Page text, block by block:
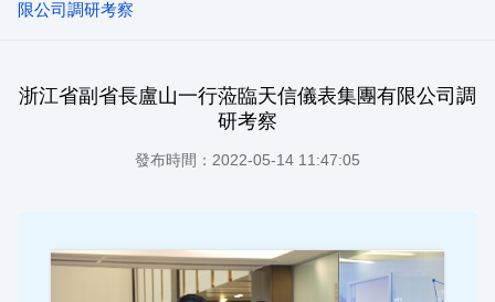
限公司調研考察
浙江省副省長盧山一行蒞臨天信儀表集團有限公司調
研考察
發布時間：2022-05-14 11:47:05